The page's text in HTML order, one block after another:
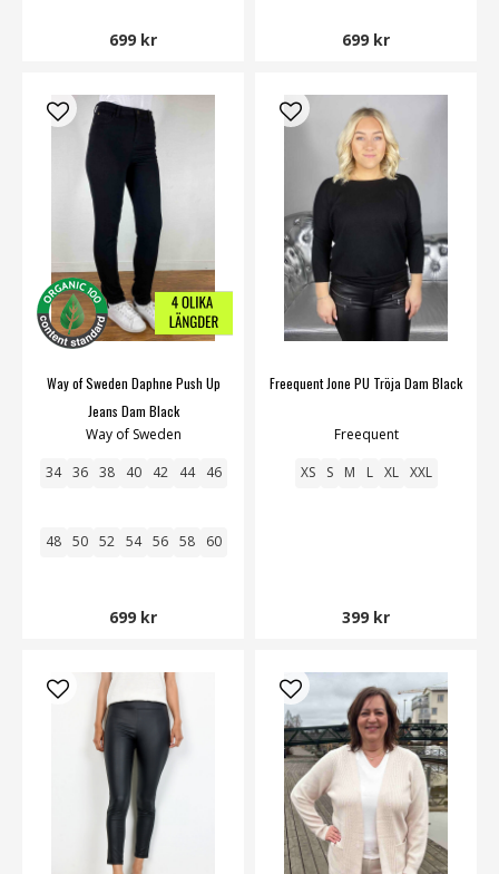
699 kr 699 kr
Way of Sweden Daphne Push Up
Jeans Dam Black
Way of Sweden
34 36 38 40 42 44 46
48 50 52 54 56 58 60
699 kr
Freequent Jone PU Tröja Dam Black
Freequent
XS S M L XL XXL
399 kr